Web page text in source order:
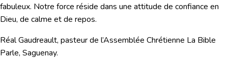
fabuleux. Notre force réside dans une attitude de confiance en
Dieu, de calme et de repos.
Réal Gaudreault, pasteur de l’Assemblée Chrétienne La Bible
Parle, Saguenay.